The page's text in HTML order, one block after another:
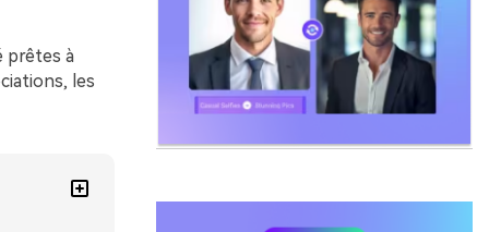
prêtes à
les